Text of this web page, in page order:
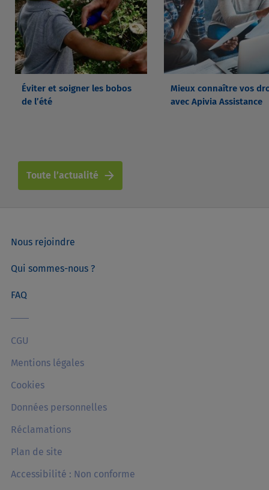
Éviter et soigner les bobos
de l’été
Mieux connaître vos
avec Apivia Assistance
Toute l’actualité
Nous rejoindre
Qui sommes-nous ?
FAQ
CGU
Mentions légales
Cookies
Données personnelles
Réclamations
Plan de site
Accessibilité : Non conforme